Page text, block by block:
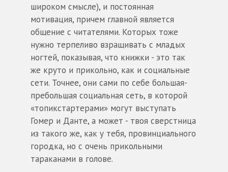
широком смысле), и постоянная
мотивация, причем главной является
общение с читателями. Которых тоже
нужно терпеливо взращивать с младых
ногтей, показывая, что книжки - это так
же круто и прикольно, как и социальные
сети. Точнее, они сами по себе большая-
пребольшая социальная сеть, в которой
«топикстартерами» могут выступать
Гомер и Данте, а может - твоя сверстница
из такого же, как у тебя, провинциального
городка, но с очень прикольными
тараканами в голове.